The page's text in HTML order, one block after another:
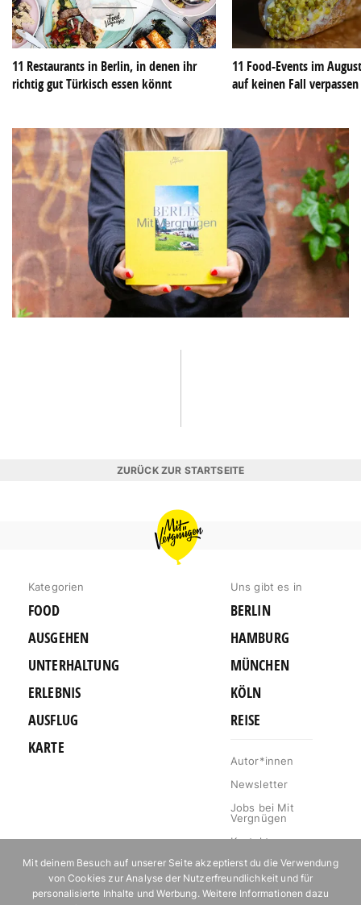
11 Restaurants in Berlin, in denen ihr
richtig gut Türkisch essen könnt
11 Food-Events im
auf keinen Fall
ZURÜCK ZUR STARTSEITE
MIT
VERGNÜGEN
BERLIN
Kategorien
FOOD
AUSGEHEN
UNTERHALTUNG
ERLEBNIS
AUSFLUG
KARTE
Uns gibt es in
BERLIN
HAMBURG
MÜNCHEN
KÖLN
REISE
Autor*innen
Newsletter
Jobs bei Mit
Vergnügen
Kontakt
Mediakit
Impressum
Mit deinem Besuch auf unserer Seite akzeptierst du die Verwendung
von Cookies zur Analyse der Nutzerfreundlichkeit und für
personalisierte Inhalte und Werbung. Weitere Informationen dazu